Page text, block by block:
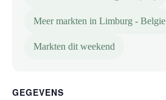
Meer markten in Limburg - Belgie
Markten dit weekend
GEGEVENS